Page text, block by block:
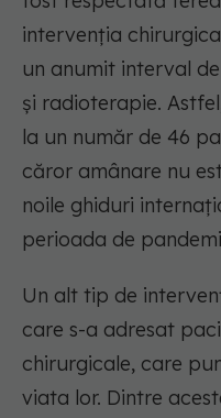
intervenția
un anumit interval
și radioterapie.
la un număr de 46
căror amânare nu
noile ghiduri
perioada de
Un alt tip de
care s-a adresat
chirurgicale, care
viata lor. Dintre